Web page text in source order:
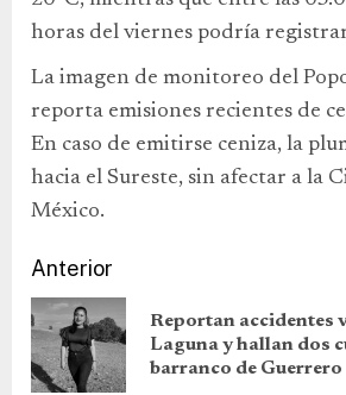
horas del viernes podría
La imagen de monitoreo del
reporta emisiones recientes de
En caso de emitirse ceniza, la
hacia el Sureste, sin afectar a la
México.
Anterior
Reportan accidentes
Laguna y hallan dos
barranco de Guerrero